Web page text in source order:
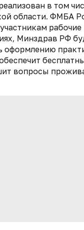
в том
области. ФМБА
рабочие
Минздрав РФ
оформлению
вопросы